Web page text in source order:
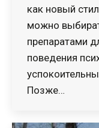
как новый
можно
препаратами
поведения
Позже…